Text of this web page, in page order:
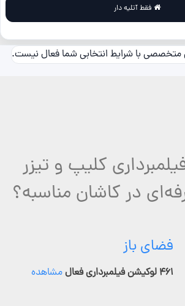
متخصصی با شرایط انتخابی شما فعال نیست.
کلیپ و تیزر
در کاشان مناسبه؟
فضای باز
۴۶۱ لوکیشن فیلمبرداری فعال مشاهده